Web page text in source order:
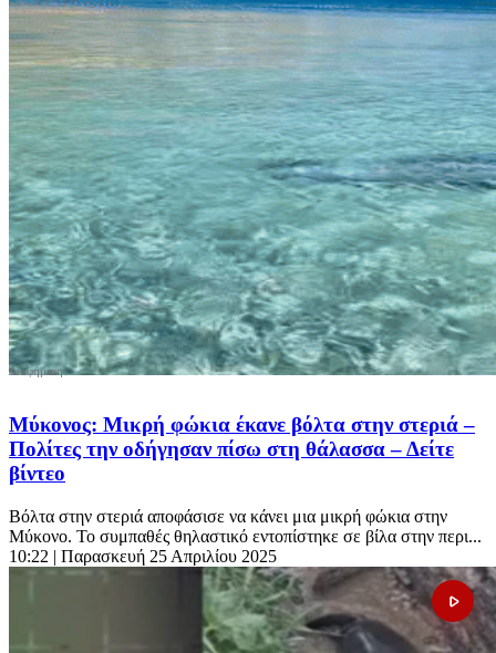
Μύκονος: Μικρή φώκια έκανε βόλτα στην στεριά –
Πολίτες την οδήγησαν πίσω στη θάλασσα – Δείτε
βίντεο
Βόλτα στην στεριά αποφάσισε να κάνει μια μικρή φώκια στην
Μύκονο. Το συμπαθές θηλαστικό εντοπίστηκε σε βίλα στην περι...
10:22 | Παρασκευή 25 Απριλίου 2025